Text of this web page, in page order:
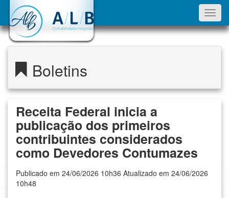
Boletins
Receita Federal inicia a
publicação dos primeiros
contribuintes considerados
como Devedores Contumazes
Publicado em 24/06/2026 10h36 Atualizado em 24/06/2026
10h48